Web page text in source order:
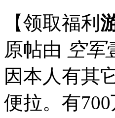
【领取福利
原帖由 空军
因本人有其
便拉。有